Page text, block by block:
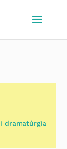
dramatúrgia